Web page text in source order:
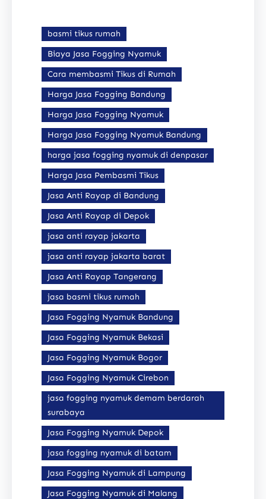
basmi tikus rumah
Biaya Jasa Fogging Nyamuk
Cara membasmi Tikus di Rumah
Harga Jasa Fogging Bandung
Harga Jasa Fogging Nyamuk
Harga Jasa Fogging Nyamuk Bandung
harga jasa fogging nyamuk di denpasar
Harga Jasa Pembasmi Tikus
Jasa Anti Rayap di Bandung
Jasa Anti Rayap di Depok
jasa anti rayap jakarta
jasa anti rayap jakarta barat
Jasa Anti Rayap Tangerang
jasa basmi tikus rumah
Jasa Fogging Nyamuk Bandung
Jasa Fogging Nyamuk Bekasi
Jasa Fogging Nyamuk Bogor
Jasa Fogging Nyamuk Cirebon
jasa fogging nyamuk demam berdarah
surabaya
Jasa Fogging Nyamuk Depok
jasa fogging nyamuk di batam
Jasa Fogging Nyamuk di Lampung
Jasa Fogging Nyamuk di Malang